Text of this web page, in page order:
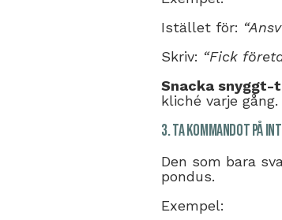
Istället för:
Skriv: “Fick
Snacka snyggt-
kliché varje gång.
3. Ta kommandot
Den som bara
pondus.
Exempel: